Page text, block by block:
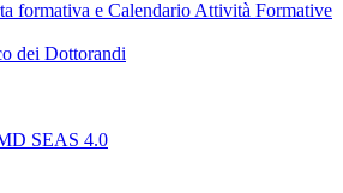
formativa e Calendario Attività Formative
dei Dottorandi
SEAS 4.0